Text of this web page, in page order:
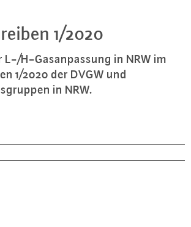
1/2020
L-/H-Gas­an­pas­sung in NRW im
1/2020 der DVGW und
in NRW.